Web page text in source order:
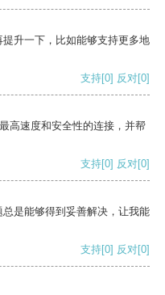
升一下，比如能够支持更多地
支持[0] 反对[0]
高速度和安全性的连接，并帮
支持[0] 反对[0]
是能够得到妥善解决，让我能
支持[0] 反对[0]